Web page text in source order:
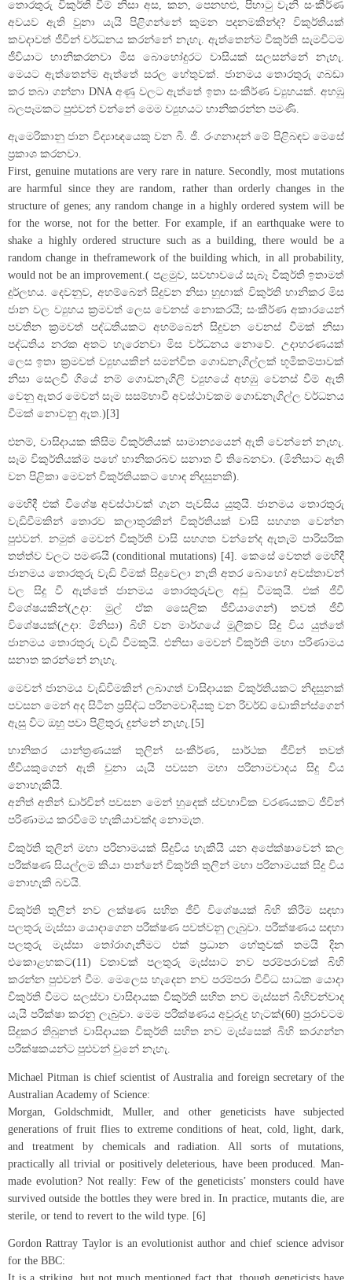
තොරතුරු විකුර්ති වීම් නිසා අස, කන, පෙනහළු, පිහාටු වැනි සංකීර්ණ
අවයව ඇති වුනා යැයි පිළිගන්නේ කුමන පදනමකින්ද? විකුර්තියක්
කවදාවත් ජීවින් වර්ධනය කරන්නේ නැහැ. ඇත්තෙන්ම විකුර්ති සැමවිටම
ජීවියාට හානිකරනවා මිස බොහෝදුරට වාසියක් සලසන්නේ නැහැ.
මෙයට ඇත්තෙන්ම ඇත්තේ සරල හේතුවක්. ජානමය තොරතුරු ගබඩා
කර තබා ගන්නා DNA අණු වලට ඇත්තේ ඉතා සංකීර්ණ ව්‍යුහයක්. අහඹු
බලපෑමකට පුළුවන් වන්නේ මෙම ව්‍යුහයට හානිකරන්න පමණි.
ඇමෙරිකානු ජාන විද්‍යාඥයෙකු වන බී. ජී. රංගනාදන් මේ පිළිබඳව මෙසේ
ප්‍රකාශ කරනවා.
First, genuine mutations are very rare in nature. Secondly, most mutations
are harmful since they are random, rather than orderly changes in the
structure of genes; any random change in a highly ordered system will be
for the worse, not for the better. For example, if an earthquake were to
shake a highly ordered structure such as a building, there would be a
random change in theframework of the building which, in all probability,
would not be an improvement.( පළමුව, සවභාවයේ සැබෑ විකුර්ති ඉතාමත්
දුර්ලභය. දෙවනුව, අහම්බෙන් සිදුවන නිසා හුඟාක් විකුර්ති හානිකර මිස
ජාන වල ව්‍යුහය ක්‍රමවත් ලෙස වෙනස් නොකරයි; සංකීර්ණ අකාරයෙන්
පවතින ක්‍රමවත් පද්ධතියකට අහම්බෙන් සිදුවන වෙනස් වීමක් නිසා
පද්ධතිය නරක අතට හැරෙනවා මිස වර්ධනය නොවේ. උදාහරණයක්
ලෙස ඉතා ක්‍රමවත් ව්‍යුහයකින් සමන්විත ගොඩනැගිල්ලක් භූමිකම්පාවක්
නිසා සෙලවී ගියේ නම් ගොඩනැගිලි ව්‍යුහයේ අහඹු වෙනස් වීම් ඇති
වෙනු ඇතර මෙවන් සෑම සසම්භාවී අවස්ථාවකම ගොඩනැගිල්ල වර්ධනය
වීමක් නොවනු ඇත.)[3]
එනම්, වාසිදායක කිසිම විකුර්තියක් සාමාන්‍යයෙන් ඇති වෙන්නේ නැහැ.
සෑම විකුර්තියක්ම පහේ හානිකරබව සනාත වී තිබෙනවා. (මිනිසාට ඇති
වන පිළිකා මෙවන් විකුර්තියකට හොඳ නිදසුනකි).
මෙහිදී එක් විශේෂ අවස්ථාවක් ගැන පැවසිය යුතුයි. ජානමය තොරතුරු
වැඩිවීමකින් තොරව කලාතුරකින් විකුර්තියක් වාසි සහගත වෙන්න
පුළුවන්. නමුත් මෙවන් විකුර්ති වාසි සහගත වන්නේද ඇතැම් පාරිසරික
තත්ත්ව වලට පමණයි (conditional mutations) [4]. කෙසේ වෙතත් මෙහිදී
ජානමය තොරතුරු වැඩි වීමක් සිදුවෙලා නැති අතර බොහෝ අවස්තාවන්
වල සිදු වී ඇත්තේ ජානමය තොරතුරුවල අඩු වීමකුයි. එක් ජීවී
විශේෂයකින්(උදා: මුල් ඒක සෛලික ජීවියාගෙන්) තවත් ජීවී
විශේෂයක්(උදා: මිනිසා) බිහි වන මාර්ගයේ මූලිකව සිදු විය යුත්තේ
ජානමය තොරතුරු වැඩි වීමකුයි. එනිසා මෙවන් විකුර්ති මහා පරිණාමය
සනාත කරන්නේ නැහැ.
මෙවන් ජානමය වැඩිවීමකින් ලබාගත් වාසිදායක විකුර්තියකට නිදසුනක්
පවසන මෙන් අද සිටින ප්‍රසිද්ධ පරිනමවාදියකු වන රිචර්ඩ් ඩොකින්ස්ගෙන්
ඇසු විට ඔහු පවා පිළිතුරු දුන්නේ නැහැ.[5]
හානිකර යාන්ත්‍රණයක් තුලින් සංකීර්ණ, සාර්ථක ජීවින් තවත්
ජීවියකුගෙන් ඇති වුනා යැයි පවසන මහා පරිනාමවාදය සිදු විය
නොහැකියි.
අනිත් අතින් ඩාර්වින් පවසන මෙන් හුදෙක් ස්වභාවික වරණයකට ජීවින්
පරිණාමය කරවීමේ හැකියාවක්ද නොමැත.
විකුර්ති තුලින් මහා පරිනාමයක් සිදුවිය හැකියි යන අපේක්ෂාවෙන් කල
පරීක්ෂණ සියල්ලම කියා පාන්නේ විකුර්ති තුලින් මහා පරිනාමයක් සිදු විය
නොහැකි බවයි.
විකුර්ති තුලින් නව ලක්ෂණ සහිත ජීවී විශේෂයක් බිහි කිරීම සඳහා
පලතුරු මැස්සා යොදාගෙන පරීක්ෂණ පවත්වනු ලැබුවා. පරීක්ෂණය සඳහා
පලතුරු මැස්සා තෝරාගැනීමට එක් ප්‍රධාන හේතුවක් තමයි දින
එකොළහකට(11) වතාවක් පලතුරු මැස්සාට නව පරම්පරාවක් බිහි
කරන්න පුළුවන් වීම. මෙලෙස හැදෙන නව පරම්පරා විවිධ සාධක යොදා
විකුර්ති වීමට සලස්වා වාසිදායක විකුර්ති සහිත නව මැස්සන් බිහිවන්වාද
යැයි පරීක්ෂා කරනු ලැබුවා. මෙම පරීක්ෂණය අවුරුදු හැටක්(60) පුරාවටම
සිදුකර තිබුනත් වාසිදායක විකුර්ති සහිත නව මැස්සෙක් බිහි කරගන්න
පරීක්ෂකයන්ට පුළුවන් වුනේ නැහැ.
Michael Pitman is chief scientist of Australia and foreign secretary of the
Australian Academy of Science:
Morgan, Goldschmidt, Muller, and other geneticists have subjected
generations of fruit flies to extreme conditions of heat, cold, light, dark,
and treatment by chemicals and radiation. All sorts of mutations,
practically all trivial or positively deleterious, have been produced. Man-
made evolution? Not really: Few of the geneticists’ monsters could have
survived outside the bottles they were bred in. In practice, mutants die, are
sterile, or tend to revert to the wild type. [6]
Gordon Rattray Taylor is an evolutionist author and chief science advisor
for the BBC: